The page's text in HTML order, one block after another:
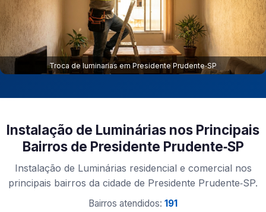
Troca de luminarias em Presidente Prudente‑SP
Instalação de Luminárias nos Principais
Bairros de Presidente Prudente‑SP
Instalação de Luminárias residencial e comercial nos
principais bairros da cidade de Presidente Prudente‑SP.
Bairros atendidos: 191